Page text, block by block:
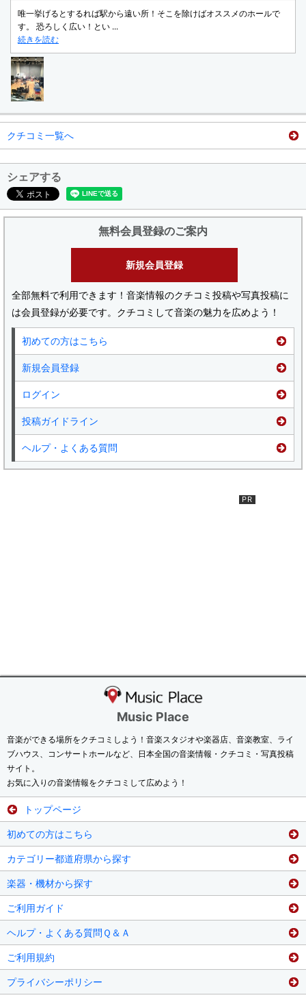
唯一挙げるとするれば駅から遠い所！そこを除けばオススメのホールで
す。 恐ろしく広い！とい ...
続きを読む
クチコミ一覧へ
シェアする
無料会員登録のご案内
新規会員登録
全部無料で利用できます！音楽情報のクチコミ投稿や写真投稿に
は会員登録が必要です。クチコミして音楽の魅力を広めよう！
初めての方はこちら
新規会員登録
ログイン
投稿ガイドライン
ヘルプ・よくある質問
Music Place
音楽ができる場所をクチコミしよう！音楽スタジオや楽器店、音楽教室、ライ
ブハウス、コンサートホールなど、日本全国の音楽情報・クチコミ・写真投稿
サイト。
お気に入りの音楽情報をクチコミして広めよう！
トップページ
初めての方はこちら
カテゴリー都道府県から探す
楽器・機材から探す
ご利用ガイド
ヘルプ・よくある質問Ｑ＆Ａ
ご利用規約
プライバシーポリシー